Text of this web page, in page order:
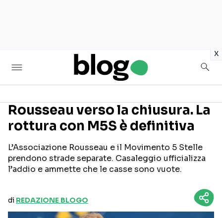
x
Seguici sui social
Rousseau verso la chiusura. La
rottura con M5S è definitiva
L’Associazione Rousseau e il Movimento 5 Stelle
prendono strade separate. Casaleggio ufficializza
l’addio e ammette che le casse sono vuote.
di REDAZIONE BLOGO